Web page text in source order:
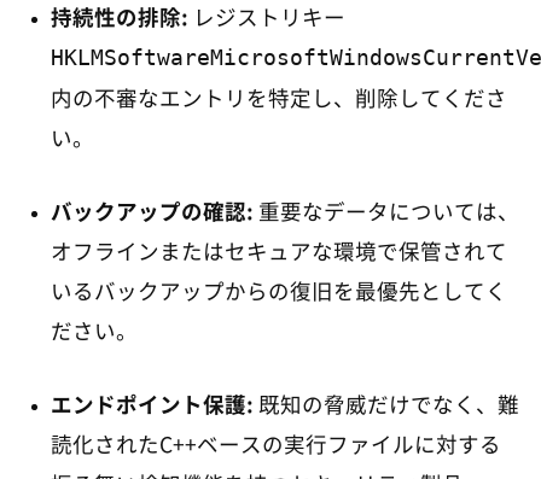
持続性の排除: レジストリキー
内の不審なエントリを特定し、削除してくださ
い。
バックアップの確認: 重要なデータについては、
オフラインまたはセキュアな環境で保管されて
いるバックアップからの復旧を最優先としてく
ださい。
エンドポイント保護: 既知の脅威だけでなく、難
読化されたC++ベースの実行ファイルに対する